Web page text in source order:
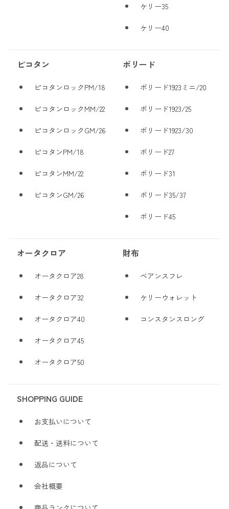
ケリー35
ケリー40
ピコタン
ピコタンロックPM/18
ピコタンロックMM/22
ピコタンロックGM/26
ピコタンPM/18
ピコタンMM/22
ピコタンGM/26
ボリード
ボリード1923ミニ/20
ボリード1923/25
ボリード1923/30
ボリード27
ボリード31
ボリード35/37
ボリード45
オータクロア
オータクロア28
オータクロア32
オータクロア40
オータクロア45
オータクロア50
財布
ベアンスフレ
ケリーウォレット
コンスタンスロング
SHOPPING GUIDE
お支払いについて
配送・送料について
返品について
会社概要